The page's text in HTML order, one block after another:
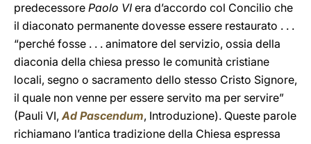
predecessore Paolo VI era d’accordo col Concilio che
il diaconato permanente dovesse essere restaurato . . .
“perché fosse . . . animatore del servizio, ossia della
diaconia della chiesa presso le comunità cristiane
locali, segno o sacramento dello stesso Cristo Signore,
il quale non venne per essere servito ma per servire”
(Pauli VI,Ad Pascendum, Introduzione). Queste parole
richiamano l’antica tradizione della Chiesa espressa